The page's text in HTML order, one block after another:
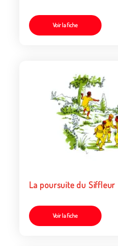
Voir la fiche
La poursuite du Siffleur
Voir la fiche